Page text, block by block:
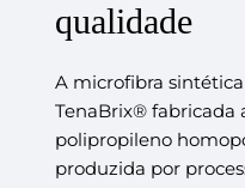
qualidade
A microfibra
TenaBrix® fabricada
polipropileno
produzida por